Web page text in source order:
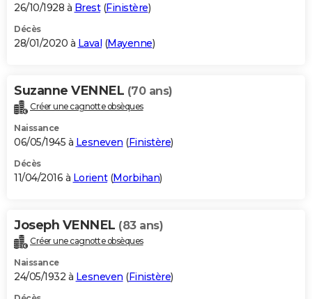
S'inscrire
Se connecter
Lycées
Collèges
Primaires
Universités
Entreprises
Service militaire
Avis de recherche
AVIS DE DÉCÈS
Bricolage
Lifestyle
Culture
Sport
Auto
Television
Voyage
Cinema
26/10/1928 à Brest(Finistère)
Décès
28/01/2020 à Laval (Mayenne)
Suzanne VENNEL (70 ans)
Créer une cagnotte obsèques
Naissance
06/05/1945 à Lesneven (Finistère)
Décès
11/04/2016 à Lorient(Morbihan)
Joseph VENNEL (83 ans)
Créer une cagnotte obsèques
Naissance
24/05/1932 à Lesneven (Finistère)